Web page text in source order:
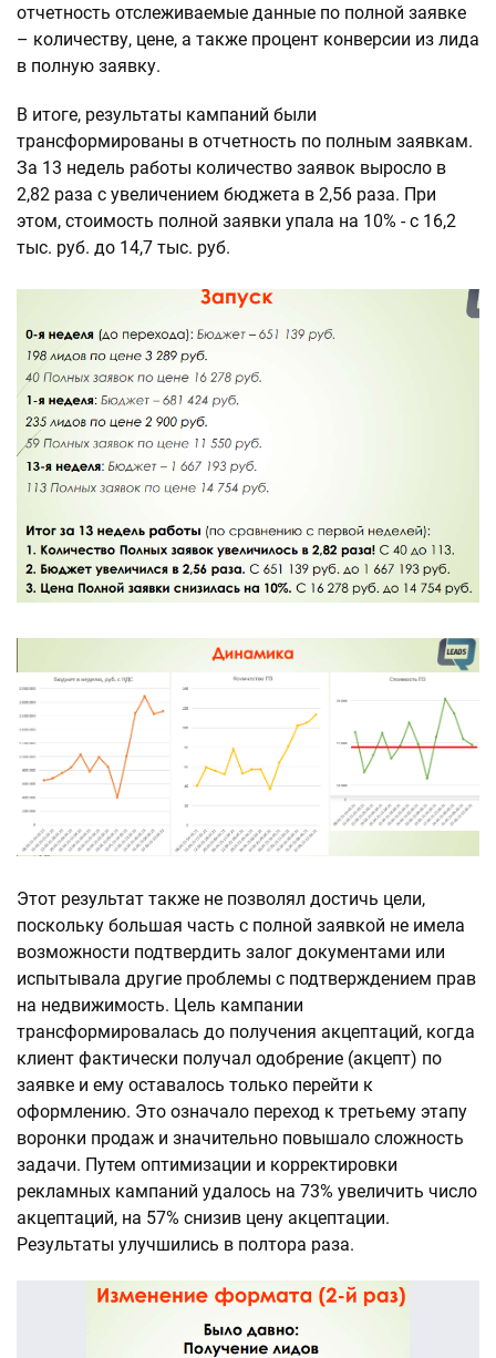
отчетность отслеживаемые данные по полной заявке
– количеству, цене, а также процент конверсии из лида
в полную заявку.
В итоге, результаты кампаний были
трансформированы в отчетность по полным заявкам.
За 13 недель работы количество заявок выросло в
2,82 раза с увеличением бюджета в 2,56 раза. При
этом, стоимость полной заявки упала на 10% - с 16,2
тыс. руб. до 14,7 тыс. руб.
Этот результат также не позволял достичь цели,
поскольку большая часть с полной заявкой не имела
возможности подтвердить залог документами или
испытывала другие проблемы с подтверждением прав
на недвижимость. Цель кампании
трансформировалась до получения акцептаций, когда
клиент фактически получал одобрение (акцепт) по
заявке и ему оставалось только перейти к
оформлению. Это означало переход к третьему этапу
воронки продаж и значительно повышало сложность
задачи. Путем оптимизации и корректировки
рекламных кампаний удалось на 73% увеличить число
акцептаций, на 57% снизив цену акцептации.
Результаты улучшились в полтора раза.